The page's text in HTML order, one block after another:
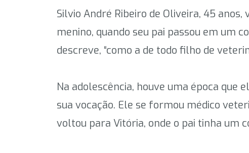
Silvio André Ribeiro de Oliveira, 45
menino, quando seu pai passou em um
descreve, “como a de todo filho de
Na adolescência, houve uma época que
sua vocação. Ele se formou médico
voltou para Vitória, onde o pai tinha um